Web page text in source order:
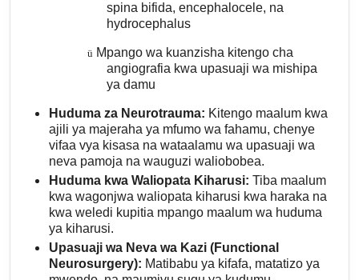
spina bifida, encephalocele, na
hydrocephalus
ü Mpango wa kuanzisha kitengo cha
angiografia kwa upasuaji wa mishipa
ya damu
Huduma za Neurotrauma: Kitengo maalum kwa
ajili ya majeraha ya mfumo wa fahamu, chenye
vifaa vya kisasa na wataalamu wa upasuaji wa
neva pamoja na wauguzi waliobobea.
Huduma kwa Waliopata Kiharusi: Tiba maalum
kwa wagonjwa waliopata kiharusi kwa haraka na
kwa weledi kupitia mpango maalum wa huduma
ya kiharusi.
Upasuaji wa Neva wa Kazi (Functional
Neurosurgery): Matibabu ya kifafa, matatizo ya